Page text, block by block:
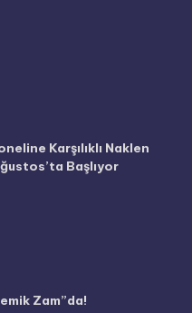
Karşılıklı Naklen
Başlıyor
Zam”da!